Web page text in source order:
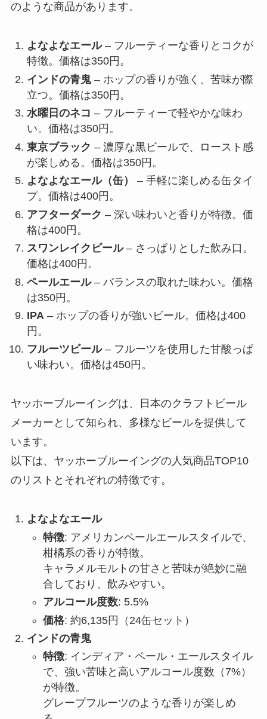
のような商品があります。
よなよなエール– フルーティーな香りとコクが
特徴。価格は350円。
インドの青鬼– ホップの香りが強く、苦味が際
立つ。価格は350円。
水曜日のネコ – フルーティーで軽やかな味わ
い。価格は350円。
東京ブラック – 濃厚な黒ビールで、ロースト感
が楽しめる。価格は350円。
よなよなエール（缶）
– 手軽に楽しめる缶タイ
プ。価格は400円。
アフターダーク – 深い味わいと香りが特徴。価
格は400円。
スワンレイクビール– さっぱりとした飲み口。
価格は400円。
ペールエール– バランスの取れた味わい。価格
は350円。
IPA – ホップの香りが強いビール。価格は400
円。
フルーツビール– フルーツを使用した甘酸っぱ
い味わい。価格は450円。
ヤッホーブルーイングは、日本のクラフトビール
メーカーとして知られ、多様なビールを提供して
います。
以下は、ヤッホーブルーイングの人気商品TOP10
のリストとそれぞれの特徴です。
よなよなエール
特徴: アメリカンペールエールスタイルで、
柑橘系の香りが特徴。
キャラメルモルトの甘さと苦味が絶妙に融
合しており、飲みやすい。
アルコール度数: 5.5%
価格: 約6,135円（24缶セット）
インドの青鬼
特徴: インディア・ペール・エールスタイル
で、強い苦味と高いアルコール度数（7%）
が特徴。
グレープフルーツのような香りが楽しめ